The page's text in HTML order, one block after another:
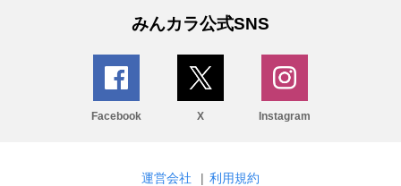
みんカラ公式SNS
Facebook X Instagram
運営会社 | 利用規約